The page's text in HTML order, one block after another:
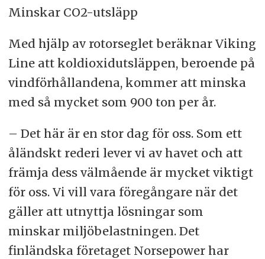
Minskar CO2-utsläpp
Med hjälp av rotorseglet beräknar Viking
Line att koldioxidutsläppen, beroende på
vindförhållandena, kommer att minska
med så mycket som 900 ton per år.
– Det här är en stor dag för oss. Som ett
åländskt rederi lever vi av havet och att
främja dess välmående är mycket viktigt
för oss. Vi vill vara föregångare när det
gäller att utnyttja lösningar som
minskar miljöbelastningen. Det
finländska företaget Norsepower har